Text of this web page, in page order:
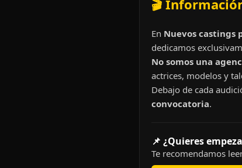
🎬
En Nuevos castings
dedicamos
No somos una
actrices, modelos y
Debajo de cada
convocatoria.
📌 ¿Quieres
Te recomendamos